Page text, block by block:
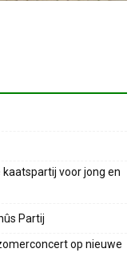
kaatspartij voor jong en
Partij
op nieuwe